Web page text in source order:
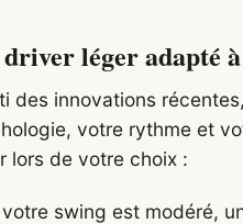
léger adapté
des innovations
votre rythme et
lors de votre choix :
votre swing est modéré,